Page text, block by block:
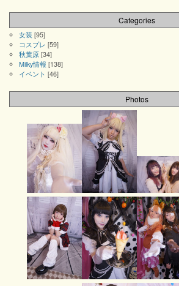
Categories
女装 [95]
コスプレ [59]
秋葉原 [34]
Milky情報 [138]
イベント [46]
Photos